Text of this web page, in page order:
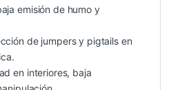
emisión de humo y
de jumpers y pigtails en
en interiores, baja